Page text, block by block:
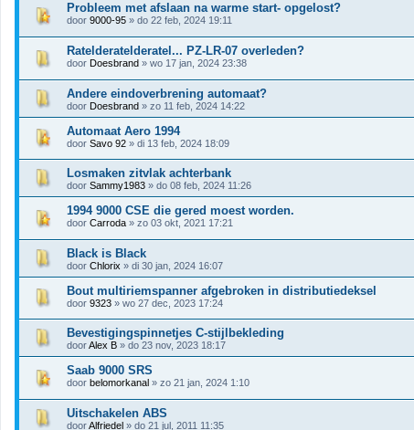
Probleem met afslaan na warme start- opgelost?
door 9000-95 » do 22 feb, 2024 19:11
Ratelderatelderatel... PZ-LR-07 overleden?
door Doesbrand » wo 17 jan, 2024 23:38
Andere eindoverbrening automaat?
door Doesbrand » zo 11 feb, 2024 14:22
Automaat Aero 1994
door Savo 92 » di 13 feb, 2024 18:09
Losmaken zitvlak achterbank
door Sammy1983 » do 08 feb, 2024 11:26
1994 9000 CSE die gered moest worden.
door Carroda » zo 03 okt, 2021 17:21
Black is Black
door Chlorix » di 30 jan, 2024 16:07
Bout multiriemspanner afgebroken in distributiedeksel
door 9323 » wo 27 dec, 2023 17:24
Bevestigingspinnetjes C-stijlbekleding
doorAlex B » do 23 nov, 2023 18:17
Saab 9000 SRS
door belomorkanal » zo 21 jan, 2024 1:10
Uitschakelen ABS
doorAlfriedel » do 21 jul, 2011 11:35